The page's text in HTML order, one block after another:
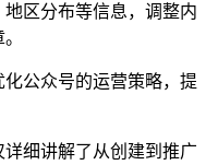
区分布等信息，调整内
公众号的运营策略，提
细讲解了从创建到推广